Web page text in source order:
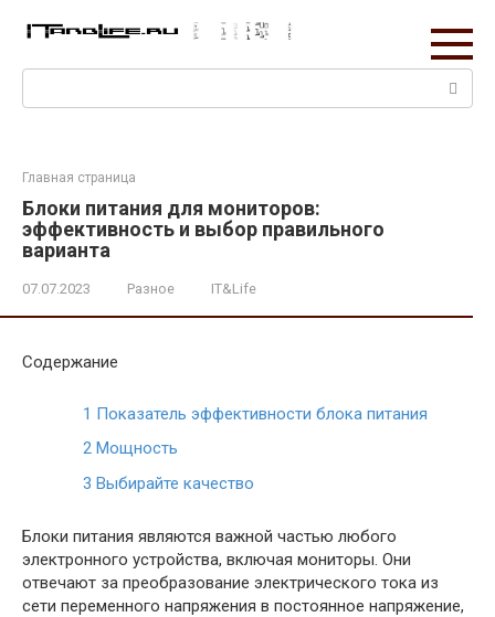
Поиск:
Главная страница
Блоки питания для мониторов:
эффективность и выбор правильного
варианта
07.07.2023 Разное IT&Life
Содержание
1 Показатель эффективности блока питания
2 Мощность
3 Выбирайте качество
Блоки питания являются важной частью любого
электронного устройства, включая мониторы. Они
отвечают за преобразование электрического тока из
сети переменного напряжения в постоянное напряжение,